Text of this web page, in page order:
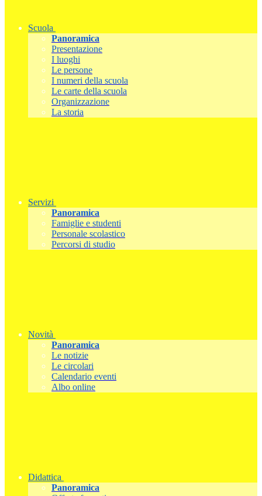
Scuola
Panoramica
Presentazione
I luoghi
Le persone
I numeri della scuola
Le carte della scuola
Organizzazione
La storia
Servizi
Panoramica
Famiglie e studenti
Personale scolastico
Percorsi di studio
Novità
Panoramica
Le notizie
Le circolari
Calendario eventi
Albo online
Didattica
Panoramica